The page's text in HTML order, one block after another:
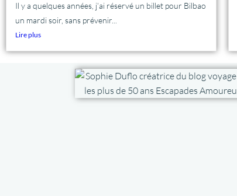
Il y a quelques années, j’ai réservé un billet pour Bilbao
un mardi soir, sans prévenir...
Lire plus